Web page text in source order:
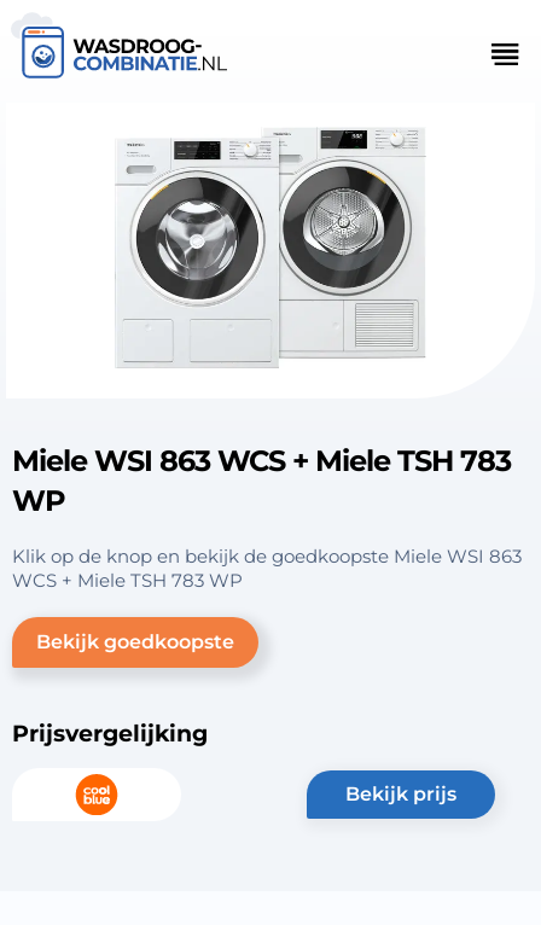
Miele WSI 863 WCS + Miele TSH 783
WP
Klik op de knop en bekijk de goedkoopste Miele WSI 863
WCS + Miele TSH 783 WP
Bekijk goedkoopste
Prijsvergelijking
bekijk prijs